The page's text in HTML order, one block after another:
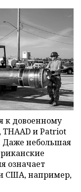
к довоенному
THAAD и Patriot
Даже небольшая
означает
США, например,